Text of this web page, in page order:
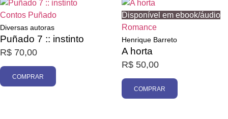
Contos Puñado
Diversas autoras
Puñado 7 :: instinto
R$ 70,00
COMPRAR
Disponível em ebook/áudio
Romance
Henrique Barreto
A horta
R$ 50,00
COMPRAR